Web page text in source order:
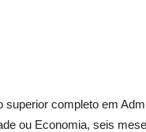
superior completo em
ou Economia, seis